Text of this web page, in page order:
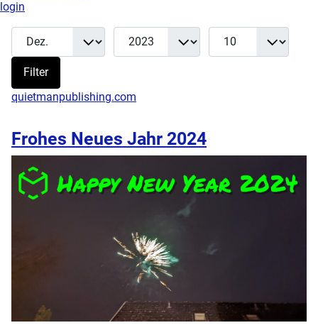
login
Filter
Monat Jahr Anzeige #
Filter
quietmanpublishing.com
Frohes Neues Jahr 2024